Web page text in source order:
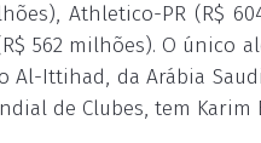
Athletico-PR (R$
562 milhões). O único
Al-Ittihad, da Arábia
de Clubes, tem